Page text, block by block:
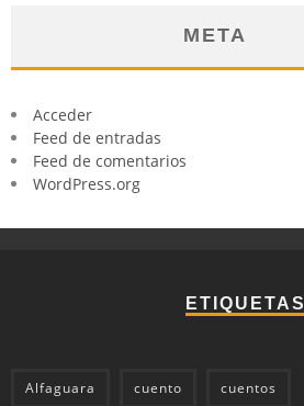
META
Acceder
Feed de entradas
Feed de comentarios
WordPress.org
ETIQUETAS
Alfaguara cuento cuentos